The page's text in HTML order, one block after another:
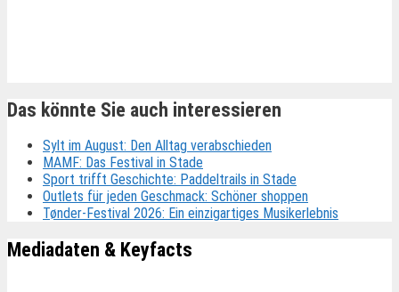
Das könnte Sie auch interessieren
Sylt im August: Den Alltag verabschieden
MAMF: Das Festival in Stade
Sport trifft Geschichte: Paddeltrails in Stade
Outlets für jeden Geschmack: Schöner shoppen
Tønder-Festival 2026: Ein einzigartiges Musikerlebnis
Mediadaten & Keyfacts